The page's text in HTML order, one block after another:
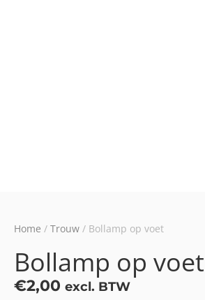
Home / Trouw / Bollamp op voet
Bollamp op voet
€2,00 excl. BTW